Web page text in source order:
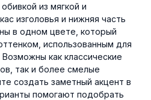
из мягкой и
изголовья и нижняя часть
в одном цвете, который
использованным для
как классические
так и более смелые
создать заметный акцент в
помогают подобрать